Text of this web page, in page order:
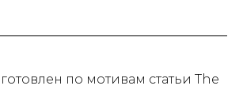
по мотивам статьи The